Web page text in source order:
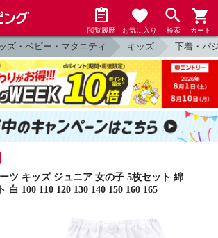
閲覧履歴 お気に入り 検索 カート
ズ・ベビー・マタニティ キッズ 下着・パ
ツ キッズ ジュニア 女の子 5枚セット 綿
白 100 110 120 130 140 150 160 165